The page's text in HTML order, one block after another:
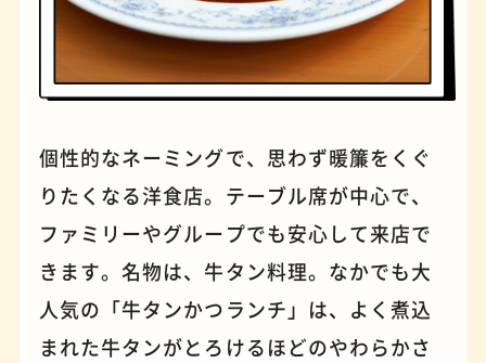
パンケーキ 手芸
個性的なネーミングで、思わず暖簾をくぐ
りたくなる洋食店。テーブル席が中心で、
ファミリーやグループでも安心して来店で
きます。名物は、牛タン料理。なかでも大
人気の「牛タンかつランチ」は、よく煮込
まれた牛タンがとろけるほどのやわらかさ